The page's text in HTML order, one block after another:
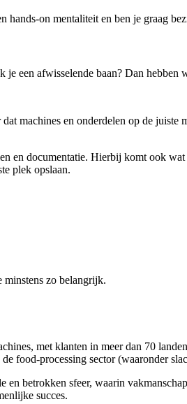
on mentaliteit en ben je graag
een afwisselende baan? Dan
machines en onderdelen op de
en documentatie. Hierbij komt ook
plek opslaan.
zo belangrijk.
met klanten in meer dan 70
food-processing sector (waaronder
betrokken sfeer, waarin
succes.